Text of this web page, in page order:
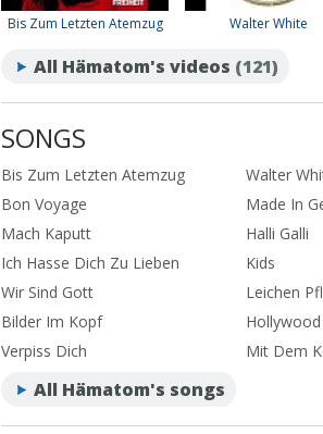
Bis Zum Letzten Atemzug Walter White
All Hämatom's videos (121)
SONGS
Bis Zum Letzten Atemzug Walter
Bon Voyage
Made In
Mach Kaputt
Halli Galli
Ich Hasse Dich Zu Lieben
Kids
Wir Sind Gott
Leichen
Bilder Im Kopf
Verpiss Dich
Mit Dem
All Hämatom's songs